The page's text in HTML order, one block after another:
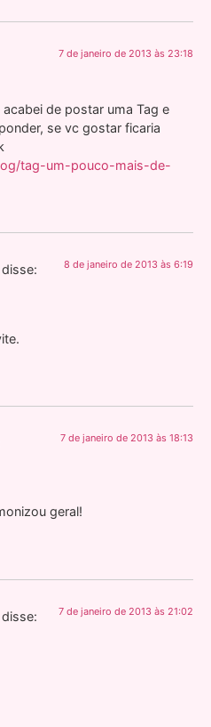
7 de janeiro de 2013 às 23:18
de postar uma Tag e
se vc gostar ficaria
tag-um-pouco-mais-de-
disse: 8 de janeiro de 2013 às 6:19
7 de janeiro de 2013 às 18:13
geral!
disse: 7 de janeiro de 2013 às 21:02